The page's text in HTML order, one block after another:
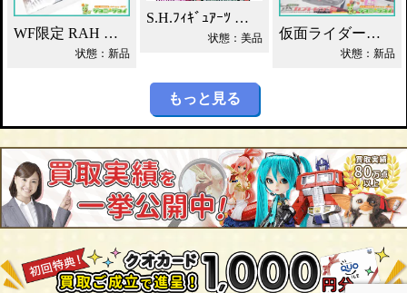
WF限定 RAH シャドームーン Ver.1.5 2012DX 買取！
状態：新品
S.H.ﾌｨｷﾞｭｱｰﾂ 獣電戦隊ｷｮｳﾘｭｳｼﾞｬｰ買取！
状態：美品 仮面ライダーカブト DXカブトゼクター買取！
状態：新品
もっと見る